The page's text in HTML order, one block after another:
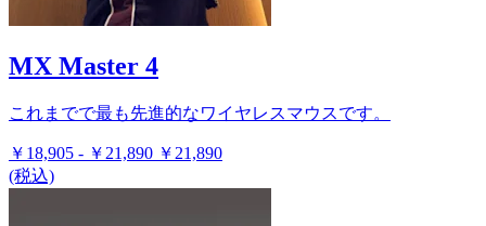
MX Master 4
これまでで最も先進的なワイヤレスマウスです。
￥18,905 - ￥21,890 ￥21,890
(税込)